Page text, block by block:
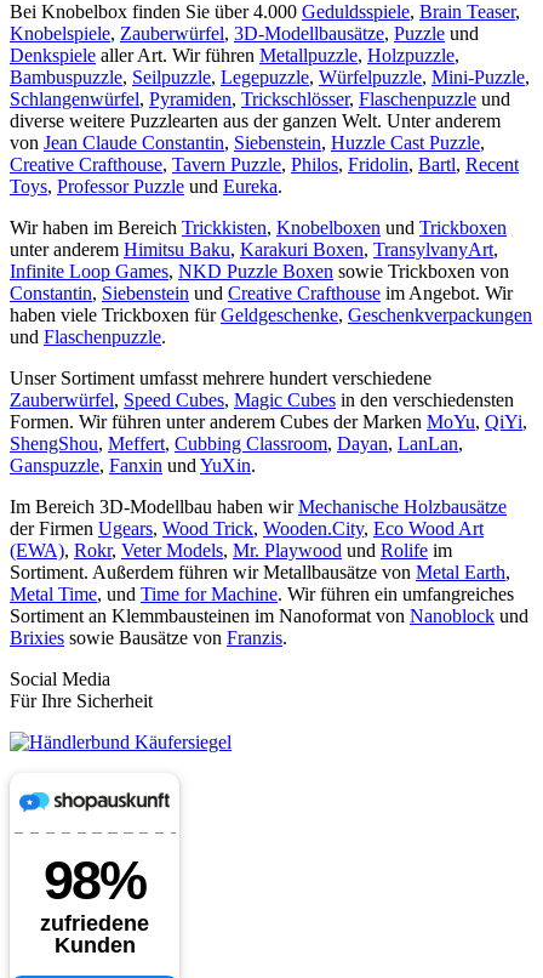
Bei Knobelbox finden Sie über 4.000 Geduldsspiele, Brain Teaser,
Knobelspiele, Zauberwürfel, 3D-Modellbausätze, Puzzle und
Denkspiele aller Art. Wir führen Metallpuzzle, Holzpuzzle,
Bambuspuzzle, Seilpuzzle, Legepuzzle, Würfelpuzzle, Mini-Puzzle,
Schlangenwürfel, Pyramiden, Trickschlösser, Flaschenpuzzle und
diverse weitere Puzzlearten aus der ganzen Welt. Unter anderem
von Jean Claude Constantin, Siebenstein, Huzzle Cast Puzzle,
Creative Crafthouse, Tavern Puzzle, Philos, Fridolin, Bartl, Recent
Toys, Professor Puzzle und Eureka.
Wir haben im Bereich Trickkisten, Knobelboxen und Trickboxen
unter anderem Himitsu Baku, Karakuri Boxen, TransylvanyArt,
Infinite Loop Games, NKD Puzzle Boxen sowie Trickboxen von
Constantin, Siebenstein und Creative Crafthouse im Angebot. Wir
haben viele Trickboxen fürGeldgeschenke, Geschenkverpackungen
und Flaschenpuzzle.
Unser Sortiment umfasst mehrere hundert verschiedene
Zauberwürfel, Speed Cubes, Magic Cubes in den verschiedensten
Formen. Wir führen unter anderem Cubes der Marken MoYu, QiYi,
ShengShou, Meffert, Cubbing Classroom, Dayan, LanLan,
Ganspuzzle, Fanxin und YuXin.
Im Bereich 3D-Modellbau haben wirMechanische Holzbausätze
der Firmen Ugears, Wood Trick, Wooden.City, Eco Wood Art
(EWA), Rokr, Veter Models, Mr. Playwood und Rolife im
Sortiment. Außerdem führen wir Metallbausätze von Metal Earth,
Metal Time, und Time for Machine. Wir führen ein umfangreiches
Sortiment an Klemmbausteinen im Nanoformat von Nanoblock und
Brixies sowie Bausätze von Franzis.
Social Media
Für Ihre Sicherheit